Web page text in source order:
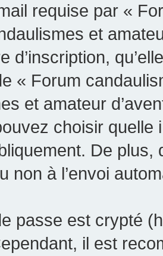
requise par «
et
d’inscription,
« Forum
et amateur
choisir quelle
De
non à l’envoi
passe est crypté
il est